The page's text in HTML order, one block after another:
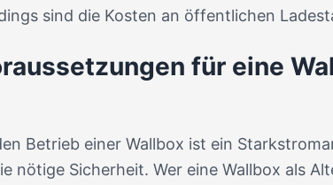
sind die Kosten an öffentlichen
für eine
Betrieb einer Wallbox ist ein
nötige Sicherheit. Wer eine Wallbox als